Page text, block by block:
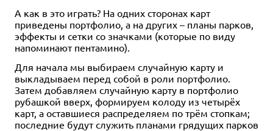
А как в это играть? На одних сторонах карт
приведены портфолио, а на других – планы парков,
эффекты и сетки со значками (которые по виду
напоминают пентамино).
Для начала мы выбираем случайную карту и
выкладываем перед собой в роли портфолио.
Затем добавляем случайную карту в портфолио
рубашкой вверх, формируем колоду из четырёх
карт, а оставшиеся распределяем по трём стопкам;
последние будут служить планами грядущих парков